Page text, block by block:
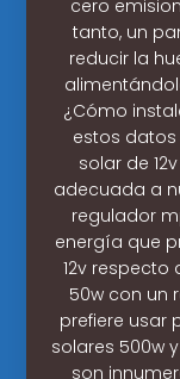
cero
tanto, un
reducir la
¿Cómo
estos
solar de
adecuada a
regulador
energía que
12v
50w con un
prefiere usar
solares 500w
son